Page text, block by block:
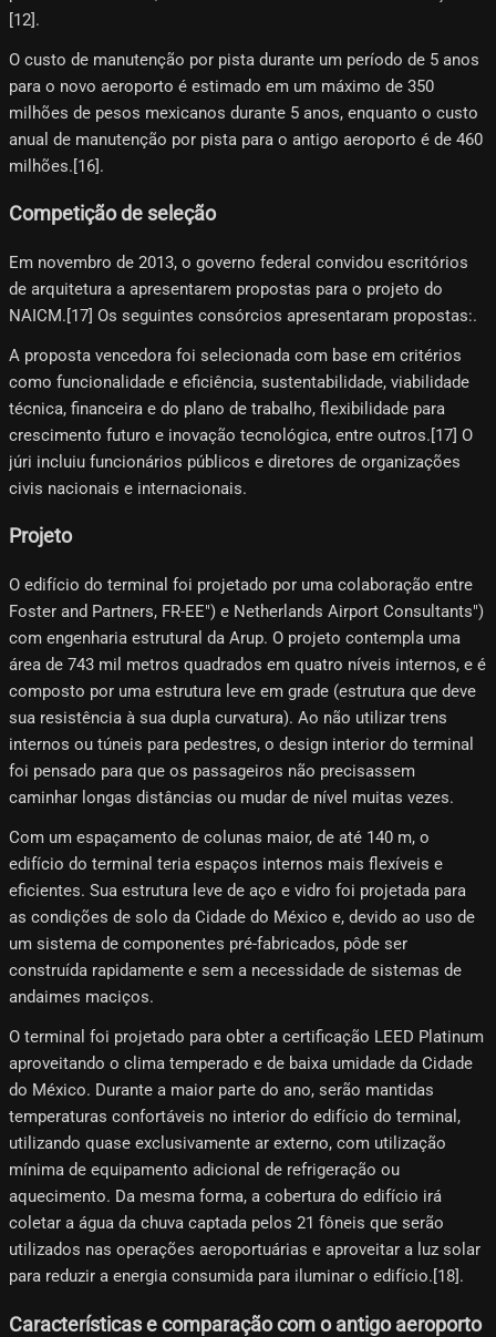
[12]​.
O custo de manutenção por pista durante um período de 5 anos
para o novo aeroporto é estimado em um máximo de 350
milhões de pesos mexicanos durante 5 anos, enquanto o custo
anual de manutenção por pista para o antigo aeroporto é de 460
milhões.[16]​.
Competição de seleção
Em novembro de 2013, o governo federal convidou escritórios
de arquitetura a apresentarem propostas para o projeto do
NAICM.[17] Os seguintes consórcios apresentaram propostas:.
A proposta vencedora foi selecionada com base em critérios
como funcionalidade e eficiência, sustentabilidade, viabilidade
técnica, financeira e do plano de trabalho, flexibilidade para
crescimento futuro e inovação tecnológica, entre outros.[17]​ O
júri incluiu funcionários públicos e diretores de organizações
civis nacionais e internacionais.
Projeto
O edifício do terminal foi projetado por uma colaboração entre
Foster and Partners, FR-EE") e Netherlands Airport Consultants")
com engenharia estrutural da Arup. O projeto contempla uma
área de 743 mil metros quadrados em quatro níveis internos, e é
composto por uma estrutura leve em grade (estrutura que deve
sua resistência à sua dupla curvatura). Ao não utilizar trens
internos ou túneis para pedestres, o design interior do terminal
foi pensado para que os passageiros não precisassem
caminhar longas distâncias ou mudar de nível muitas vezes.
Com um espaçamento de colunas maior, de até 140 m, o
edifício do terminal teria espaços internos mais flexíveis e
eficientes. Sua estrutura leve de aço e vidro foi projetada para
as condições de solo da Cidade do México e, devido ao uso de
um sistema de componentes pré-fabricados, pôde ser
construída rapidamente e sem a necessidade de sistemas de
andaimes maciços.
O terminal foi projetado para obter a certificação LEED Platinum
aproveitando o clima temperado e de baixa umidade da Cidade
do México. Durante a maior parte do ano, serão mantidas
temperaturas confortáveis ​​no interior do edifício do terminal,
utilizando quase exclusivamente ar externo, com utilização
mínima de equipamento adicional de refrigeração ou
aquecimento. Da mesma forma, a cobertura do edifício irá
coletar a água da chuva captada pelos 21 fôneis que serão
utilizados nas operações aeroportuárias e aproveitar a luz solar
para reduzir a energia consumida para iluminar o edifício.[18]​.
Características e comparação com o antigo aeroporto